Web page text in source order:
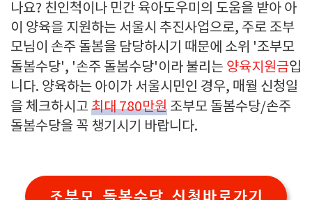
나요? 친인척이나 민간 육아도우미의 도움을 받아 아
이 양육을 지원하는 서울시 추진사업으로, 주로 조부
모님이 손주 돌봄을 담당하시기 때문에 소위 '조부모
돌봄수당', '손주 돌봄수당'이라 불리는 양육지원금입
니다. 양육하는 아이가 서울시민인 경우, 매월 신청일
을 체크하시고최대 780만원 조부모 돌봄수당/손주
돌봄수당을 꼭 챙기시기 바랍니다.
조부모 돌봄수당 신청바로가기